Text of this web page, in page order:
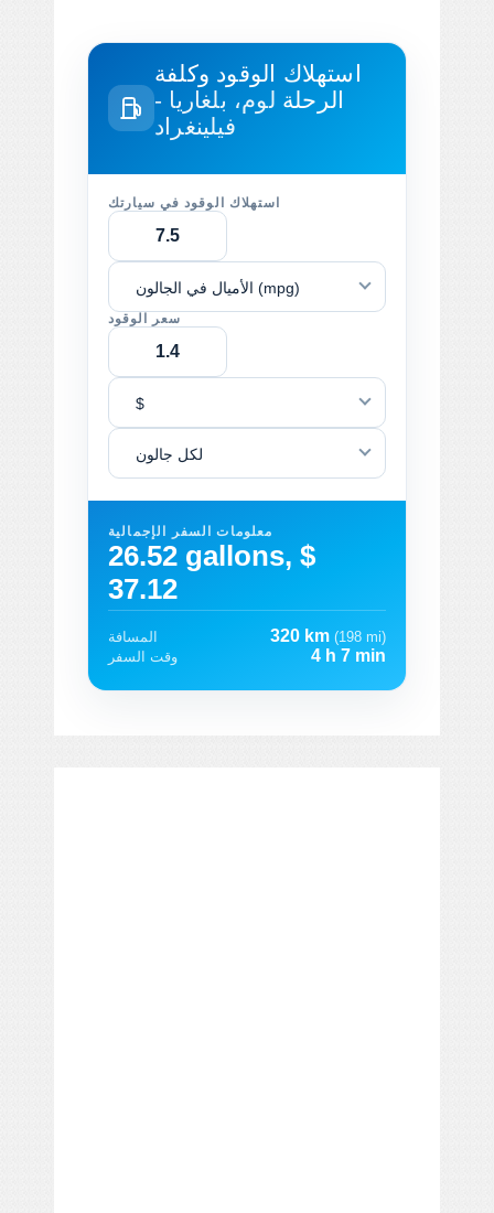
استهلاك الوقود وكلفة
الرحلة لوم، بلغاريا -
فيلينغراد
استهلاك الوقود في سيارتك
الأميال في الجالون (mpg)
سعر الوقود
$
لكل جالون
معلومات السفر الإجمالية
26.52 gallons, $
37.12
المسافة 320 km (198 mi)
وقت السفر
4 h 7 min